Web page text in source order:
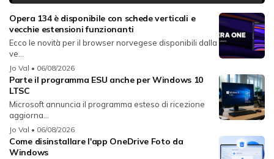
Opera 134 è disponibile con schede verticali e
vecchie estensioni funzionanti
Ecco le novità per il browser norvegese disponibili dalla
ve...
Jo Val • 06/08/2026
Parte il programma ESU anche per Windows 10
LTSC
Microsoft annuncia il programma esteso di ricezione
aggiorna...
Jo Val • 06/08/2026
Come disinstallare l'app OneDrive Foto da
Windows